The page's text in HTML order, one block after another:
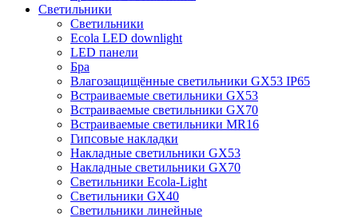
Светильники
Светильники
Ecola LED downlight
LED панели
Бра
Влагозащищённые светильники GX53 IP65
Встраиваемые светильники GX53
Встраиваемые светильники GX70
Встраиваемые светильники MR16
Гипсовые накладки
Накладные светильники GX53
Накладные светильники GX70
Светильники Ecola-Light
Светильники GX40
Светильники линейные